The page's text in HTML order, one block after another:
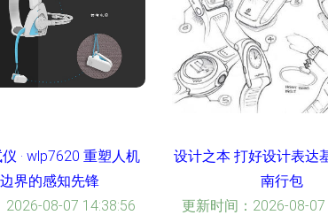
· wlp7620 重塑人机
界的感知先锋
2026-08-07 14:38:56
设计之本 打好设计表达
南行包
更新时间：2026-08-07